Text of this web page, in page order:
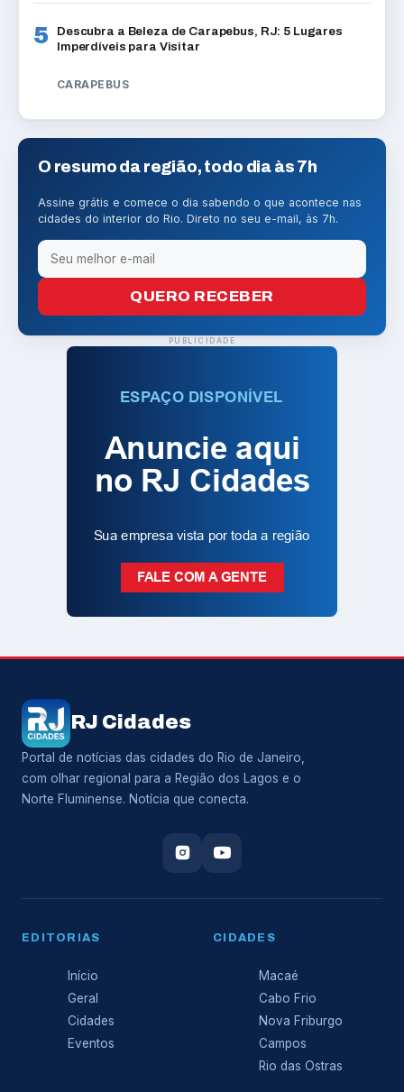
5
Descubra a Beleza de Carapebus, RJ: 5 Lugares
Imperdíveis para Visitar
CARAPEBUS
O resumo da região, todo dia às 7h
Assine grátis e comece o dia sabendo o que acontece nas
cidades do interior do Rio. Direto no seu e-mail, às 7h.
QUERO RECEBER
PUBLICIDADE
RJ Cidades
Portal de notícias das cidades do Rio de Janeiro,
com olhar regional para a Região dos Lagos e o
Norte Fluminense. Notícia que conecta.
EDITORIAS
Início
Geral
Cidades
Eventos
CIDADES
Macaé
Cabo Frio
Nova Friburgo
Campos
Rio das Ostras